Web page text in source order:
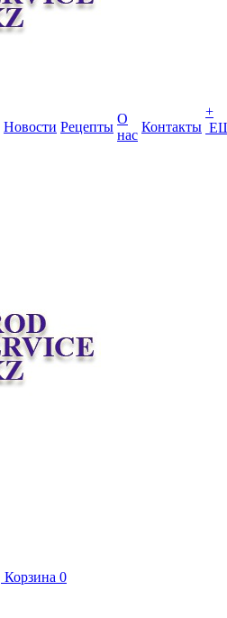
Новости Рецепты
О
нас
Контакты
+
Корзина 0